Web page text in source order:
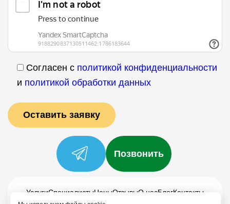
Согласен с политикой конфиденциальности
и политикой обработки данных
Позвонить
УслугиСпециалистыЦеныОтзывыО насБлогКонтакты